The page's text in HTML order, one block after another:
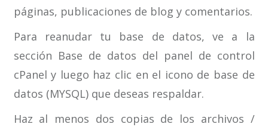
páginas, publicaciones de blog y comentarios.
Para reanudar tu base de datos, ve a la
sección Base de datos del panel de control
cPanel y luego haz clic en el icono de base de
datos (MYSQL) que deseas respaldar.
Haz al menos dos copias de los archivos /